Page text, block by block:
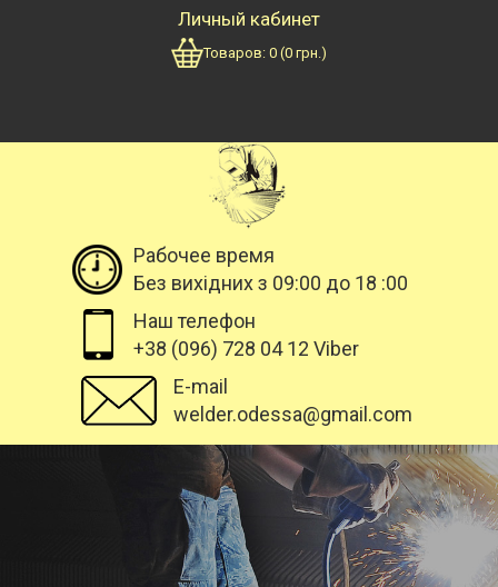
Личный кабинет
Товаров: 0 (0 грн.)
Рабочее время
Без вихідних з 09:00 до 18 :00
Наш телефон
+38 (096) 728 04 12 Viber
E-mail
welder.odessa@gmail.com